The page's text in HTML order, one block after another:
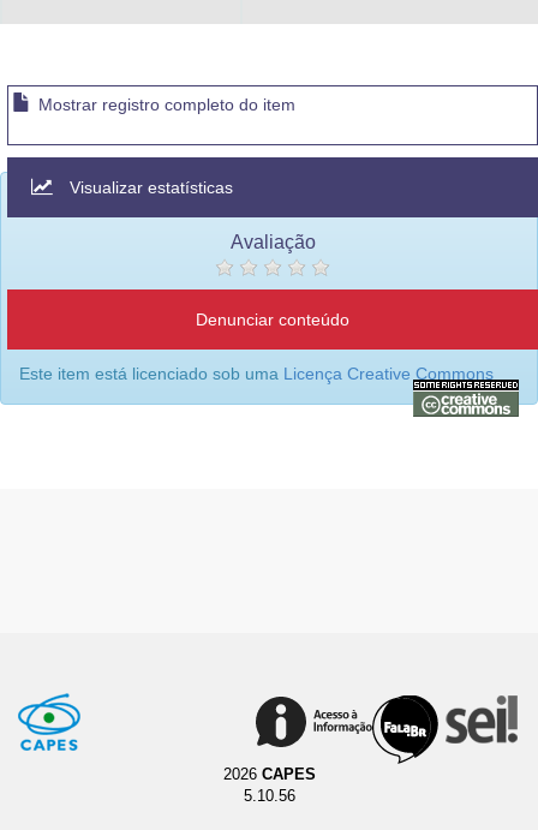
Mostrar registro completo do item
Visualizar estatísticas
Avaliação
Denunciar conteúdo
Este item está licenciado sob uma Licença Creative Commons
2026 CAPES
5.10.56